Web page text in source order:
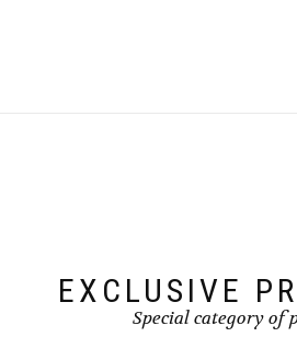
EXCLUSIVE
Special category of